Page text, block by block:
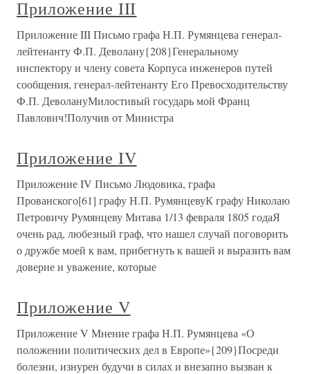
Приложение III
Приложение III Письмо графа Н.П. Румянцева генерал-
лейтенанту Ф.П. Деволану{208}Генеральному
инспектору и члену совета Корпуса инженеров путей
сообщения, генерал-лейтенанту Его Превосходительству
Ф.П. ДеволануМилостивый государь мой Франц
Павлович!Получив от Министра
Приложение IV
Приложение IV Письмо Людовика, графа
Прованского[61] графу Н.П. РумянцевуК графу Николаю
Петровичу Румянцеву Митава 1/13 февраля 1805 годаЯ
очень рад, любезный граф, что нашел случай поговорить
о дружбе моей к вам, прибегнуть к вашей и выразить вам
доверие и уважение, которые
Приложение V
Приложение V Мнение графа Н.П. Румянцева «О
положении политических дел в Европе»{209}Посреди
болезни, изнурен будучи в силах и внезапно вызван к